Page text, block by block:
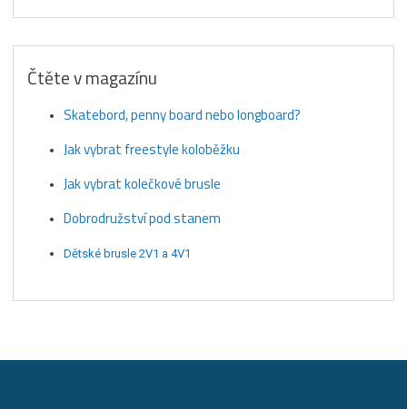
Čtěte v magazínu
Skatebord, penny board nebo longboard?
Jak vybrat freestyle koloběžku
Jak vybrat kolečkové brusle
Dobrodružství pod stanem
Dětské brusle 2V1 a 4V1